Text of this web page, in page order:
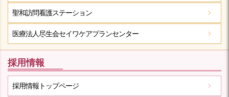
聖和訪問看護ステーション
医療法人尽生会セイワケアプランセンター
採用情報
採用情報トップページ